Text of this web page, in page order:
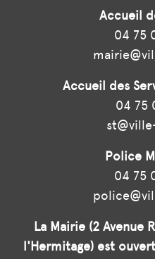
Accueil
04 75
Accueil des
04 75
Police
04 75
La Mairie (2 Avenue
l'Hermitage) est